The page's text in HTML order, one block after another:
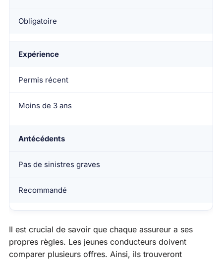
Obligatoire
Expérience
Permis récent
Moins de 3 ans
Antécédents
Pas de sinistres graves
Recommandé
Il est crucial de savoir que chaque assureur a ses
propres règles. Les jeunes conducteurs doivent
comparer plusieurs offres. Ainsi, ils trouveront